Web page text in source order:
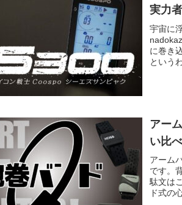
実力
宇宙に
に巻き
という
アー
い比
アーム
です。
駄文は
ド式の